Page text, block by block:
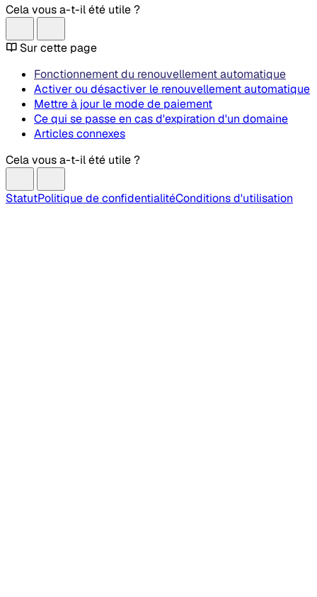
Cela vous a-t-il été utile ?
Sur cette page
Fonctionnement du renouvellement automatique
Activer ou désactiver le renouvellement automatique
Mettre à jour le mode de paiement
Ce qui se passe en cas d'expiration d'un domaine
Articles connexes
Cela vous a-t-il été utile ?
StatutPolitique de confidentialitéConditions d'utilisation